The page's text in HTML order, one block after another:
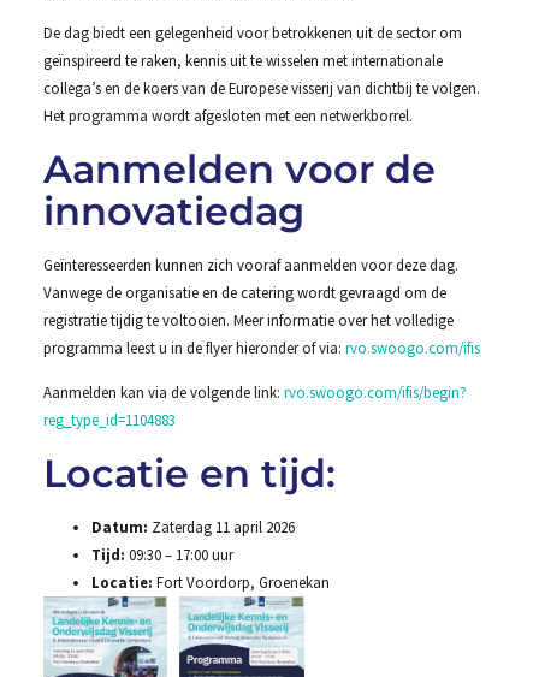
De dag biedt een gelegenheid voor betrokkenen uit de sector om
geïnspireerd te raken, kennis uit te wisselen met internationale
collega’s en de koers van de Europese visserij van dichtbij te volgen.
Het programma wordt afgesloten met een netwerkborrel.
Aanmelden voor de
innovatiedag
Geïnteresseerden kunnen zich vooraf aanmelden voor deze dag.
Vanwege de organisatie en de catering wordt gevraagd om de
registratie tijdig te voltooien. Meer informatie over het volledige
programma leest u in de flyer hieronder of via: rvo.swoogo.com/ifis
Aanmelden kan via de volgende link: rvo.swoogo.com/ifis/begin?
reg_type_id=1104883
Locatie en tijd:
Datum: Zaterdag 11 april 2026
Tijd: 09:30 – 17:00 uur
Locatie: Fort Voordorp, Groenekan